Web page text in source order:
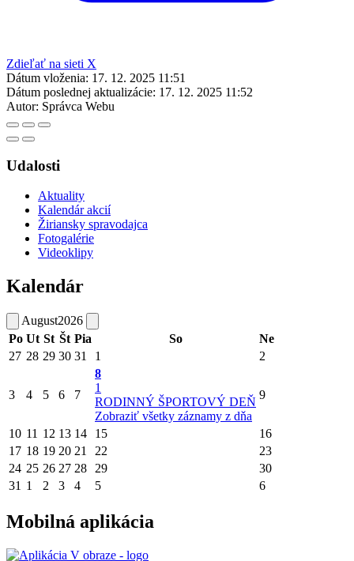
Zdieľať na sieti X
Dátum vloženia: 17. 12. 2025 11:51
Dátum poslednej aktualizácie: 17. 12. 2025 11:52
Autor: Správca Webu
Udalosti
Aktuality
Kalendár akcií
Žiriansky spravodajca
Fotogalérie
Videoklipy
Kalendár
August2026
Po Ut St Št Pia So
Ne
27 28 29 30 31 1 2
3 4 5 6 7
8
1
RODINNÝ ŠPORTOVÝ DEŇ
Zobraziť všetky záznamy z dňa
9
10 11 12 13 14 15
16
17 18 19 20 21 22
23
24 25 26 27 28 29
30
31 1 2 3 4 5 6
Mobilná aplikácia